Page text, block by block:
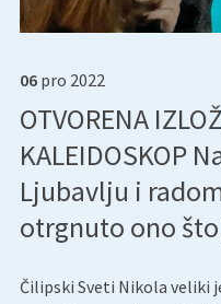
06 pro 2022
OTVORENA
KALEIDOSKOP
Ljubavlju i
otrgnuto ono
Čilipski Sveti Nikola veliki